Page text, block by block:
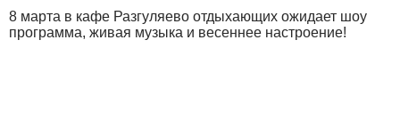
8 марта в кафе Разгуляево отдыхающих ожидает шоу
программа, живая музыка и весеннее настроение!